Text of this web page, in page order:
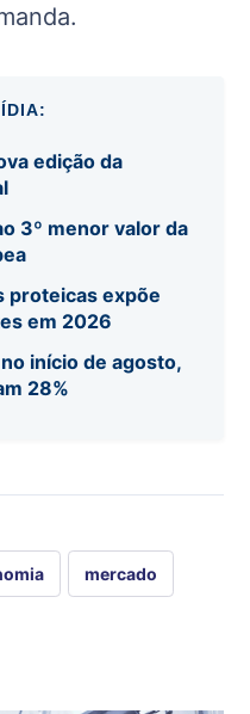
edição da
3º menor valor da
proteicas expõe
em 2026
início de agosto,
28%
mercado